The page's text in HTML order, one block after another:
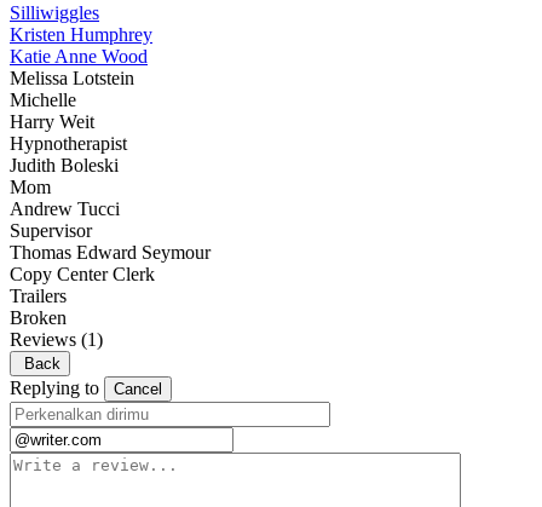
Silliwiggles
Kristen Humphrey
Katie Anne Wood
Melissa Lotstein
Michelle
Harry Weit
Hypnotherapist
Judith Boleski
Mom
Andrew Tucci
Supervisor
Thomas Edward Seymour
Copy Center Clerk
Trailers
Broken
Reviews (1)
Back
Replying to Cancel